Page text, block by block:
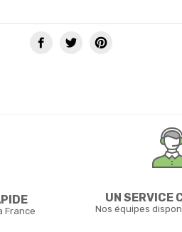
France
UN SERVICE
Nos équipes